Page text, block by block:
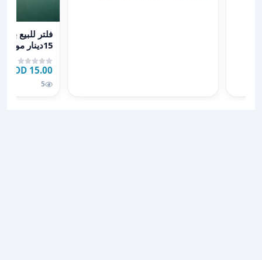
عرض تفاصيل فلتر
فلتر للبيع
15دينار
ا١٠
15.00 JOD
5